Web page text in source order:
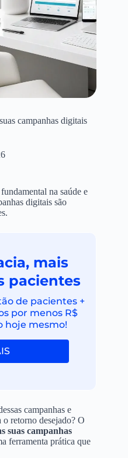
campanhas digitais
na saúde e
digitais são
mais
pacientes
de pacientes +
por menos R$
hoje mesmo!
campanhas e
retorno desejado? O
suas campanhas
ferramenta prática que